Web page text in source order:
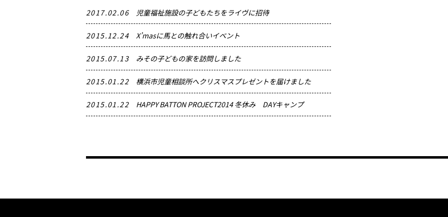
2017.02.06 児童福祉施設の子どもたちをライヴに招待
2015.12.24 X’masに馬との触れ合いイベント
2015.07.13 みその子どもの家を訪問しました
2015.01.22 横浜市児童相談所へクリスマスプレゼントを届けました
2015.01.22 HAPPY BATTON PROJECT2014 冬休み DAYキャンプ